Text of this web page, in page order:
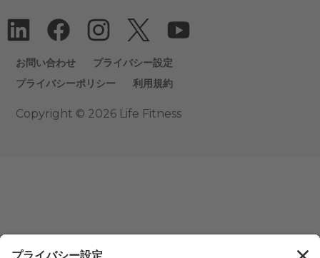
お問い合わせ
プライバシー設定
プライバシーポリシー
利用規約
Copyright © 2026 Life Fitness